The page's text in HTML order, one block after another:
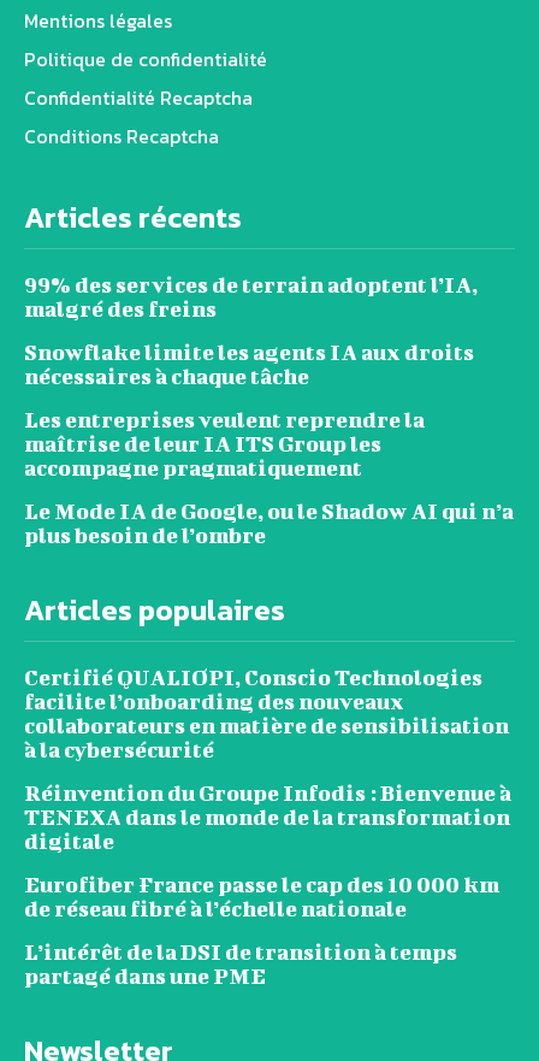
Mentions légales
Politique de confidentialité
Confidentialité Recaptcha
Conditions Recaptcha
Articles récents
99% des services de terrain adoptent l’IA,
malgré des freins
Snowflake limite les agents IA aux droits
nécessaires à chaque tâche
Les entreprises veulent reprendre la
maîtrise de leur IA ITS Group les
accompagne pragmatiquement
Le Mode IA de Google, ou le Shadow AI qui n’a
plus besoin de l’ombre
Articles populaires
Certifié QUALIOPI, Conscio Technologies
facilite l’onboarding des nouveaux
collaborateurs en matière de sensibilisation
à la cybersécurité
Réinvention du Groupe Infodis : Bienvenue à
TENEXA dans le monde de la transformation
digitale
Eurofiber France passe le cap des 10 000 km
de réseau fibré à l’échelle nationale
L’intérêt de la DSI de transition à temps
partagé dans une PME
Newsletter